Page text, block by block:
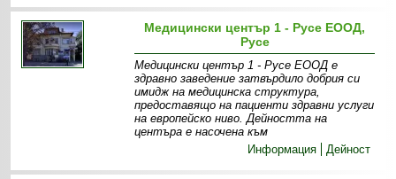
Медицински център 1 - Русе ЕООД,
Русе
Медицински център 1 - Русе ЕООД е
здравно заведение затвърдило добрия си
имидж на медицинска структура,
предоставящо на пациенти здравни услуги
на европейско ниво. Дейността на
центъра е насочена към
Информация
Дейност